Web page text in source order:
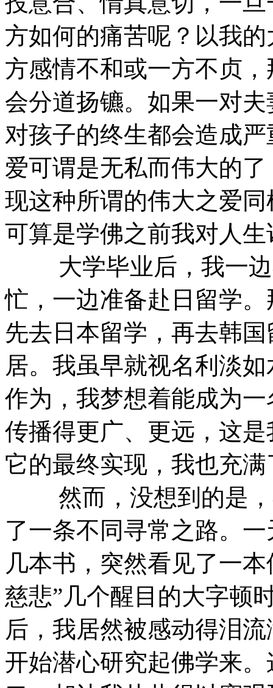
方如何的痛苦呢？以我
方感情不和或一方不贞
会分道扬镳。如果一对
对孩子的终生都会造成
爱可谓是无私而伟大的
现这种所谓的伟大之爱
可算是学佛之前我对人
大学毕业后，我一边
忙，一边准备赴日留学
先去日本留学，再去韩
居。我虽早就视名利淡
作为，我梦想着能成为
传播得更广、更远，这
它的最终实现，我也充
然而，没想到的是，
了一条不同寻常之路。
几本书，突然看见了一
慈悲”几个醒目的大字顿
后，我居然被感动得泪
开始潜心研究起佛学来